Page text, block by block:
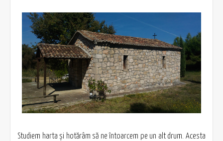
Studiem harta şi hotărâm să ne întoarcem pe un alt drum. Acesta